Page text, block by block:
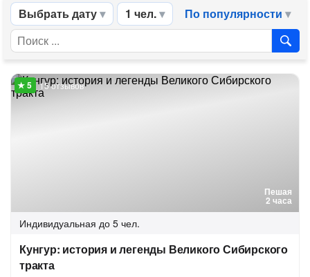
Выбрать дату 1 чел. По популярности
Пешая
2 часа
15 отзывов
Индивидуальная до 5 чел.
Кунгур: история и легенды Великого Сибирского
тракта